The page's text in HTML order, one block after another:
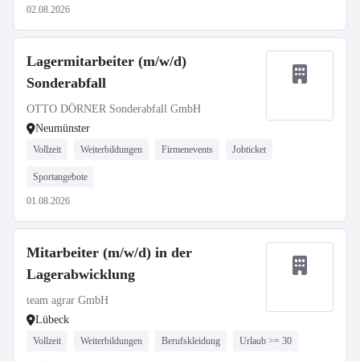
02.08.2026
Lagermitarbeiter (m/w/d)
Sonderabfall
OTTO DÖRNER Sonderabfall GmbH
Neumünster
Vollzeit Weiterbildungen Firmenevents Jobticket
Sportangebote
01.08.2026
Mitarbeiter (m/w/d) in der
Lagerabwicklung
team agrar GmbH
Lübeck
Vollzeit Weiterbildungen Berufskleidung Urlaub >= 30